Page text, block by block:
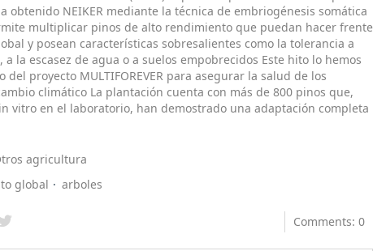
obtenido NEIKER mediante la técnica de embriogénesis somática
multiplicar pinos de alto rendimiento que puedan hacer frente
y posean características sobresalientes como la tolerancia a
la escasez de agua o a suelos empobrecidos Este hito lo hemos
del proyecto MULTIFOREVER para asegurar la salud de los
climático La plantación cuenta con más de 800 pinos que,
vitro en el laboratorio, han demostrado una adaptación completa
agricultura
global
arboles
Comments: 0